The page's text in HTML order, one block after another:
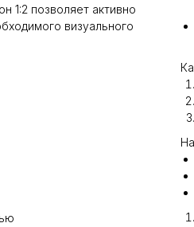
1:2 позволяет активно
визуального